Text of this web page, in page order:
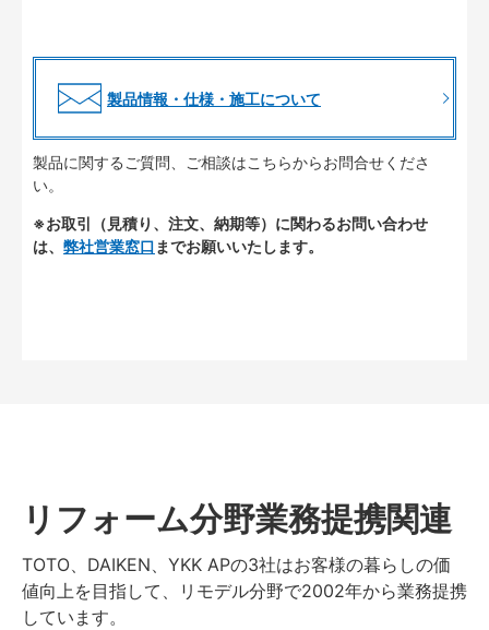
製品情報・仕様・施工について
製品に関するご質問、ご相談はこちらからお問合せくださ
い。
※お取引（見積り、注文、納期等）に関わるお問い合わせ
は、 弊社営業窓口 までお願いいたします。
リフォーム分野業務提携関連
TOTO、DAIKEN、YKK APの3社はお客様の暮らしの価
値向上を目指して、リモデル分野で2002年から業務提携
しています。